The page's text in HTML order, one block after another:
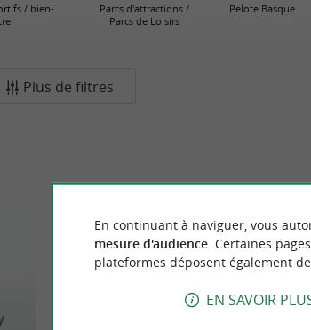
/ bien-
Parcs d'attractions /
Parcs de Loisirs
Pelote Basque
Plus de filtres
En continuant à naviguer, vous
mesure d'audience. Certaines
plateformes déposent également
EN SAVOIR